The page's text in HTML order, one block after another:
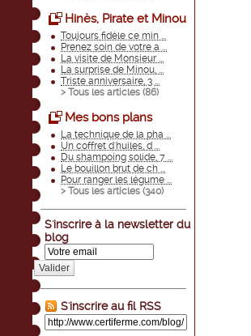
Hinès, Pirate et Minou
Toujours fidèle ce min ...
Prenez soin de votre a ...
La visite de Monsieur ...
La surprise de Minou, ...
Triste anniversaire, 3 ...
> Tous les articles (86)
Mes bons plans
La technique de la pha ...
Un coffret d'huiles, d ...
Du shampoing solide, 7 ...
Le bouillon brut de ch ...
Pour ranger les légume ...
> Tous les articles (340)
S'inscrire à la newsletter du
blog
Valider
S'inscrire au fil RSS